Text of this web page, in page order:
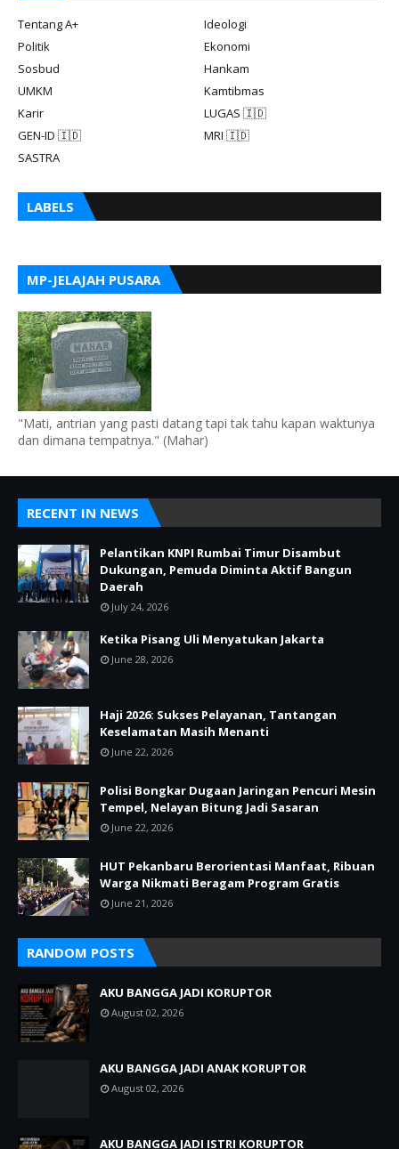
Tentang A+
Ideologi
Politik
Ekonomi
Sosbud
Hankam
UMKM
Kamtibmas
Karir
LUGAS 🇮🇩
GEN-ID 🇮🇩
MRI 🇮🇩
SASTRA
LABELS
MP-JELAJAH PUSARA
"Mati, antrian yang pasti datang tapi tak tahu kapan waktunya
dan dimana tempatnya." (Mahar)
RECENT IN NEWS
Pelantikan KNPI Rumbai Timur Disambut
Dukungan, Pemuda Diminta Aktif Bangun
Daerah
July 24, 2026
Ketika Pisang Uli Menyatukan Jakarta
June 28, 2026
Haji 2026: Sukses Pelayanan, Tantangan
Keselamatan Masih Menanti
June 22, 2026
Polisi Bongkar Dugaan Jaringan Pencuri Mesin
Tempel, Nelayan Bitung Jadi Sasaran
June 22, 2026
HUT Pekanbaru Berorientasi Manfaat, Ribuan
Warga Nikmati Beragam Program Gratis
June 21, 2026
RANDOM POSTS
AKU BANGGA JADI KORUPTOR
August 02, 2026
AKU BANGGA JADI ANAK KORUPTOR
August 02, 2026
AKU BANGGA JADI ISTRI KORUPTOR